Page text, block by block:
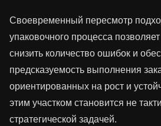
Своевременный пересмотр
упаковочного процесса
снизить количество ошибок и
предсказуемость выполнения
ориентированных на рост и
этим участком становится не
стратегической задачей.